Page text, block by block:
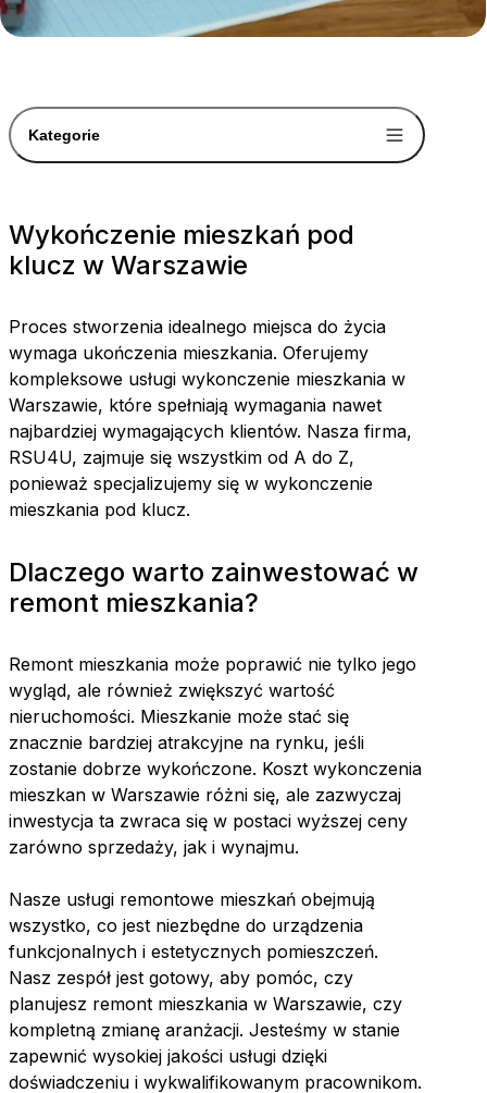
Kategorie
Wykończenie mieszkań pod
klucz w Warszawie
Proces stworzenia idealnego miejsca do życia
wymaga ukończenia mieszkania. Oferujemy
kompleksowe usługi wykonczenie mieszkania w
Warszawie, które spełniają wymagania nawet
najbardziej wymagających klientów. Nasza firma,
RSU4U, zajmuje się wszystkim od A do Z,
ponieważ specjalizujemy się w wykonczenie
mieszkania pod klucz.
Dlaczego warto zainwestować w
remont mieszkania?
Remont mieszkania może poprawić nie tylko jego
wygląd, ale również zwiększyć wartość
nieruchomości. Mieszkanie może stać się
znacznie bardziej atrakcyjne na rynku, jeśli
zostanie dobrze wykończone. Koszt wykonczenia
mieszkan w Warszawie różni się, ale zazwyczaj
inwestycja ta zwraca się w postaci wyższej ceny
zarówno sprzedaży, jak i wynajmu.
Nasze usługi remontowe mieszkań obejmują
wszystko, co jest niezbędne do urządzenia
funkcjonalnych i estetycznych pomieszczeń.
Nasz zespół jest gotowy, aby pomóc, czy
planujesz remont mieszkania w Warszawie, czy
kompletną zmianę aranżacji. Jesteśmy w stanie
zapewnić wysokiej jakości usługi dzięki
doświadczeniu i wykwalifikowanym pracownikom.